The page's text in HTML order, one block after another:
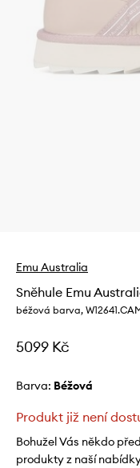
Emu Australia
Sněhule Emu
béžová barva,
5099 Kč
Barva: béžová
Produkt již není
Bohužel Vás někdo
produkty z naší